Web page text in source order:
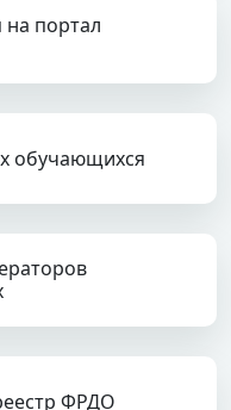
портал
х обучающихся
ФРДО